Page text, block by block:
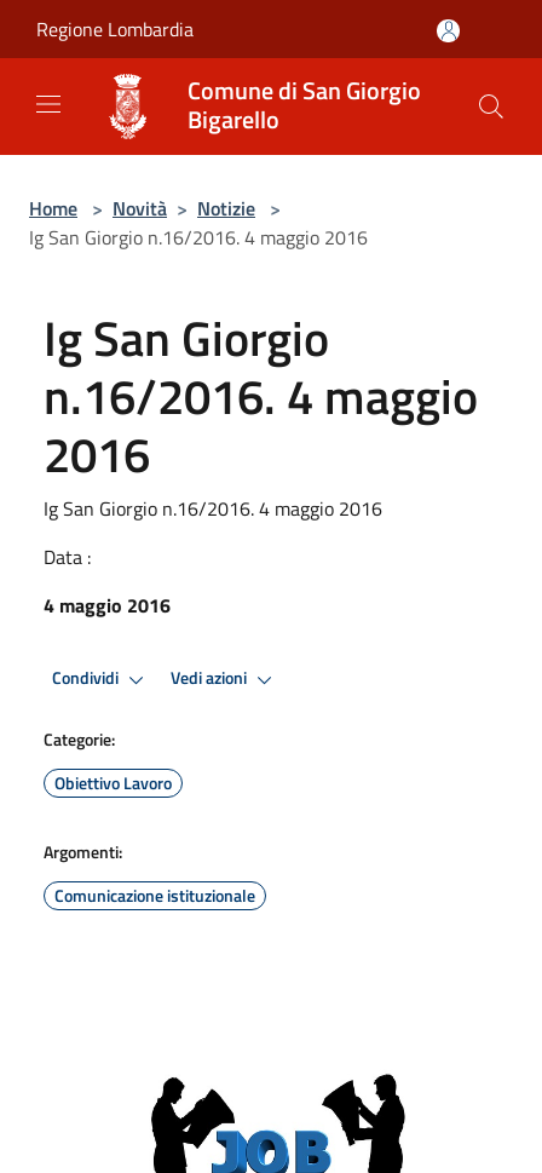
Regione Lombardia
Comune di San Giorgio
Bigarello
Home > Novità > Notizie >
Ig San Giorgio n.16/2016. 4 maggio 2016
Ig San Giorgio
n.16/2016. 4 maggio
2016
Ig San Giorgio n.16/2016. 4 maggio 2016
Data :
4 maggio 2016
Condividi Vedi azioni
Categorie:
Obiettivo Lavoro
Argomenti:
Comunicazione istituzionale